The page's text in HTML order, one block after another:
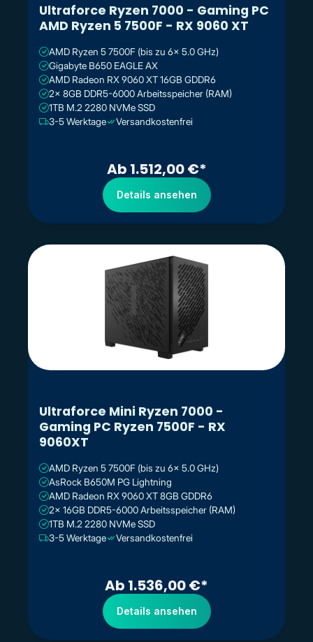
Ultraforce Ryzen 7000 - Gaming PC
AMD Ryzen 5 7500F - RX 9060 XT
AMD Ryzen 5 7500F (bis zu 6x 5.0 GHz)
Gigabyte B650 EAGLE AX
AMD Radeon RX 9060 XT 16GB GDDR6
2x 8GB DDR5-6000 Arbeitsspeicher (RAM)
1TB M.2 2280 NVMe SSD
3-5 Werktage
Versandkostenfrei
Ab 1.512,00 €*
Details ansehen
Ultraforce Mini Ryzen 7000 -
Gaming PC Ryzen 7500F - RX
9060XT
AMD Ryzen 5 7500F (bis zu 6x 5.0 GHz)
AsRock B650M PG Lightning
AMD Radeon RX 9060 XT 8GB GDDR6
2x 16GB DDR5-6000 Arbeitsspeicher (RAM)
1TB M.2 2280 NVMe SSD
3-5 Werktage
Versandkostenfrei
Ab 1.536,00 €*
Details ansehen